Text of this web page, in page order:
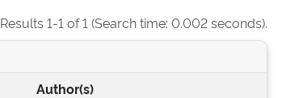
Results 1-1 of 1 (Search time: 0.002 seconds).
Author(s)